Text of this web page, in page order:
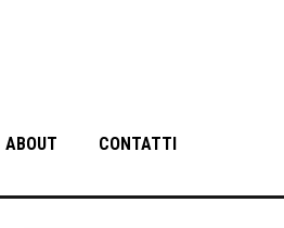
ABOUT CONTATTI